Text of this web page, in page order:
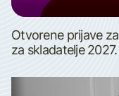
Otvorene prijave
za skladatelje 2027.